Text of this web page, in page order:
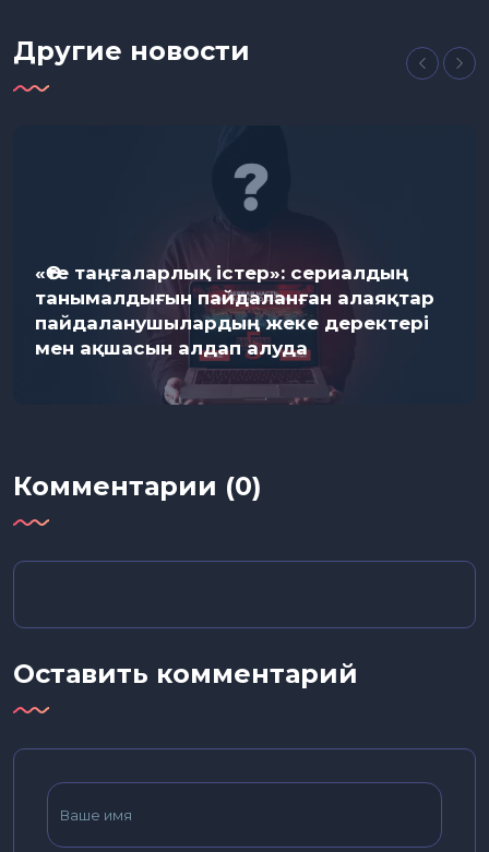
Другие новости
«Өте таңғаларлық істер»: сериалдың
танымалдығын пайдаланған алаяқтар
пайдаланушылардың жеке деректері
мен ақшасын алдап алуда
Комментарии (0)
Оставить комментарий